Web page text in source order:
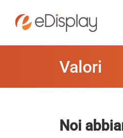
contenuto
Valori
Noi